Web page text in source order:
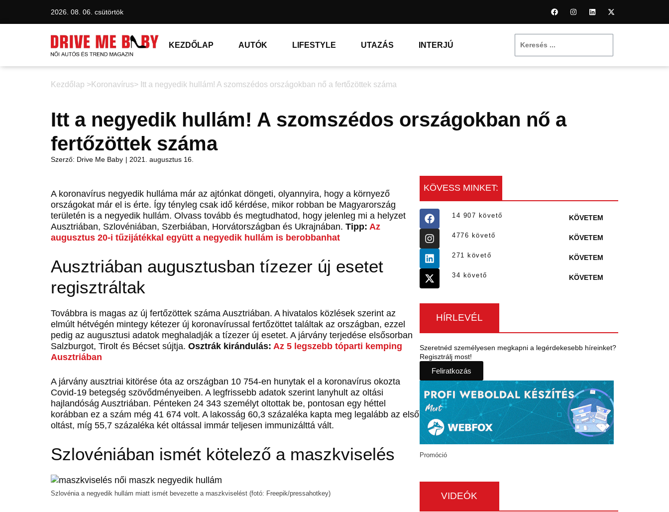
2026. 08. 06. csütörtök
KEZDŐLAP AUTÓK LIFESTYLE UTAZÁS INTERJÚ
Kezdőlap >Koronavírus> Itt a negyedik hullám! A szomszédos országokban nő a fertőzöttek száma
Itt a negyedik hullám! A szomszédos országokban nő a
fertőzöttek száma
Szerző: Drive Me Baby | 2021. augusztus 16.
A koronavírus negyedik hulláma már az ajtónkat döngeti, olyannyira, hogy a környező
országokat már el is érte. Így tényleg csak idő kérdése, mikor robban be Magyarország
területén is a negyedik hullám. Olvass tovább és megtudhatod, hogy jelenleg mi a helyzet
Ausztriában, Szlovéniában, Szerbiában, Horvátországban és Ukrajnában. Tipp: Az
augusztus 20-i tűzijátékkal együtt a negyedik hullám is berobbanhat
Ausztriában augusztusban tízezer új esetet
regisztráltak
Továbbra is magas az új fertőzöttek száma Ausztriában. A hivatalos közlések szerint az
elmúlt hétvégén mintegy kétezer új koronavírussal fertőzöttet találtak az országban, ezzel
pedig az augusztusi adatok meghaladják a tízezer új esetet. A járvány terjedése elsősorban
Salzburgot, Tirolt és Bécset sújtja. Osztrák kirándulás: Az 5 legszebb tóparti kemping
Ausztriában
A járvány ausztriai kitörése óta az országban 10 754-en hunytak el a koronavírus okozta
Covid-19 betegség szövődményeiben. A legfrissebb adatok szerint lanyhult az oltási
hajlandóság Ausztriában. Pénteken 24 343 személyt oltottak be, pontosan egy héttel
korábban ez a szám még 41 674 volt. A lakosság 60,3 százaléka kapta meg legalább az első
oltást, míg 55,7 százaléka két oltással immár teljesen immunizálttá vált.
Szlovéniában ismét kötelező a maszkviselés
Szlovénia a negyedik hullám miatt ismét bevezette a maszkviselést (fotó: Freepik/pressahotkey)
KÖVESS MINKET:
14 907 követő KÖVETEM
4776 követő KÖVETEM
271 követő KÖVETEM
34 követő KÖVETEM
HÍRLEVÉL
Szeretnéd személyesen megkapni a legérdekesebb híreinket?
Regisztrálj most!
Feliratkozás
Promóció
VIDEÓK